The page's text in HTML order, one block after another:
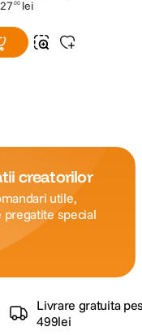
00 lei
creatorilor
utile,
special
Livrare gratuita
499lei